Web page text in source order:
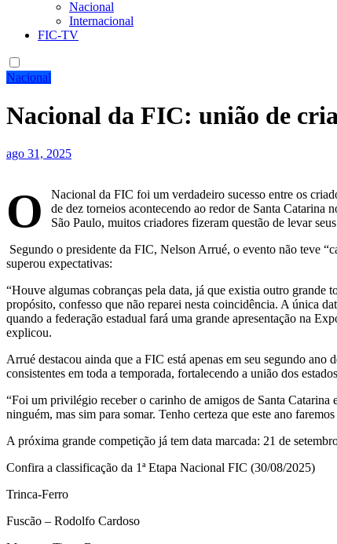
Nacional
Internacional
FIC-TV
Nacional
Nacional da FIC: união de
ago 31, 2025
O
Nacional da FIC foi um verdadeiro sucesso entre os
de dez torneios acontecendo ao redor de Santa Catarina
São Paulo, muitos criadores fizeram questão de levar
Segundo o presidente da FIC, Nelson Arrué, o evento não teve
superou expectativas:
“Houve algumas cobranças pela data, já que existia outro
propósito, confesso que não reparei nesta coincidência. A única
quando a federação estadual fará uma grande apresentação na
explicou.
Arrué destacou ainda que a FIC está apenas em seu segundo
consistentes em toda a temporada, fortalecendo a união dos
“Foi um privilégio receber o carinho de amigos de Santa
ninguém, mas sim para somar. Tenho certeza que este ano
A próxima grande competição já tem data marcada: 21 de
Confira a classificação da 1ª Etapa Nacional FIC (30/08/2025)
Trinca-Ferro
Fuscão – Rodolfo Cardoso